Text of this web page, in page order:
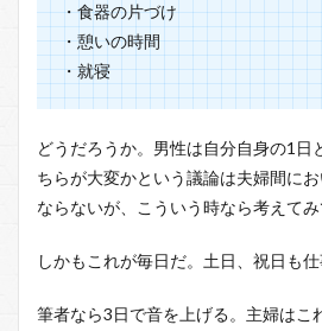
・食器の片づけ
・憩いの時間
・就寝
どうだろうか。男性は自分自身の1日
ちらが大変かという議論は夫婦間に
ならないが、こういう時なら考えてみ
しかもこれが毎日だ。土日、祝日も仕
筆者なら3日で音を上げる。主婦はこ